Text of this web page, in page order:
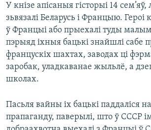
У кнізе апісаныя гісторыі 14 сем’яў,
зьвязалі Беларусь і Францыю. Героі
ў Францыі або прыехалі туды
пэрыяд іхныя бацькі знайшлі сабе
францускіх шахтах, заводах ці
заробак, уладкаванае жыльлё, а
школах.
Пасьля вайны іх бацькі паддаліся
прапаганду, паверылі, што ў СССР